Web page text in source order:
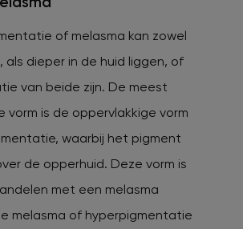
of melasma kan zowel
als dieper in de huid liggen, of
van beide zijn. De meest
vorm is de oppervlakkige vorm
waarbij het pigment
de opperhuid. Deze vorm is
met een melasma
melasma of hyperpigmentatie